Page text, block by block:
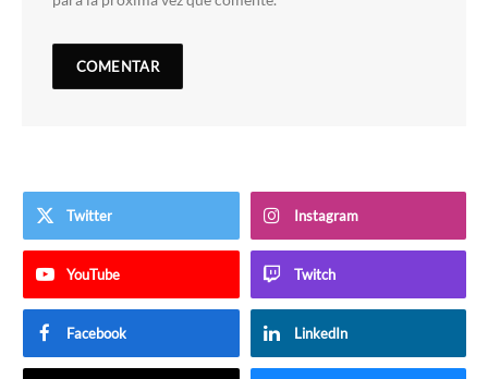
Twitter Instagram
YouTube Twitch
Facebook LinkedIn